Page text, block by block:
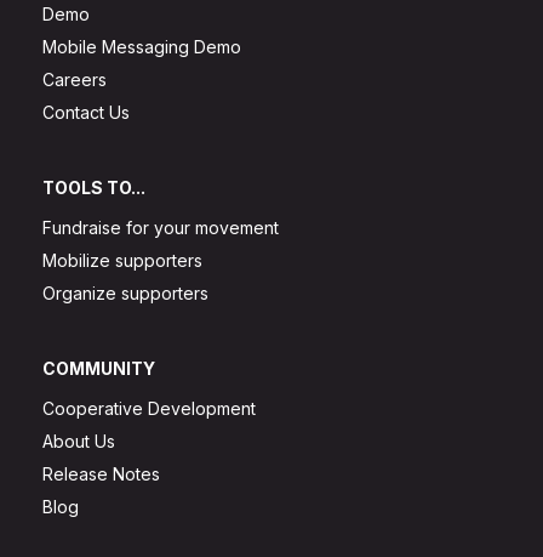
Demo
Mobile Messaging Demo
Careers
Contact Us
TOOLS TO...
Fundraise for your movement
Mobilize supporters
Organize supporters
COMMUNITY
Cooperative Development
About Us
Release Notes
Blog